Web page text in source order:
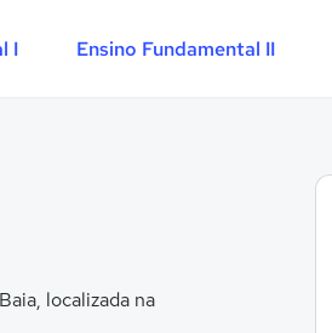
I Ensino Fundamental II
localizada na